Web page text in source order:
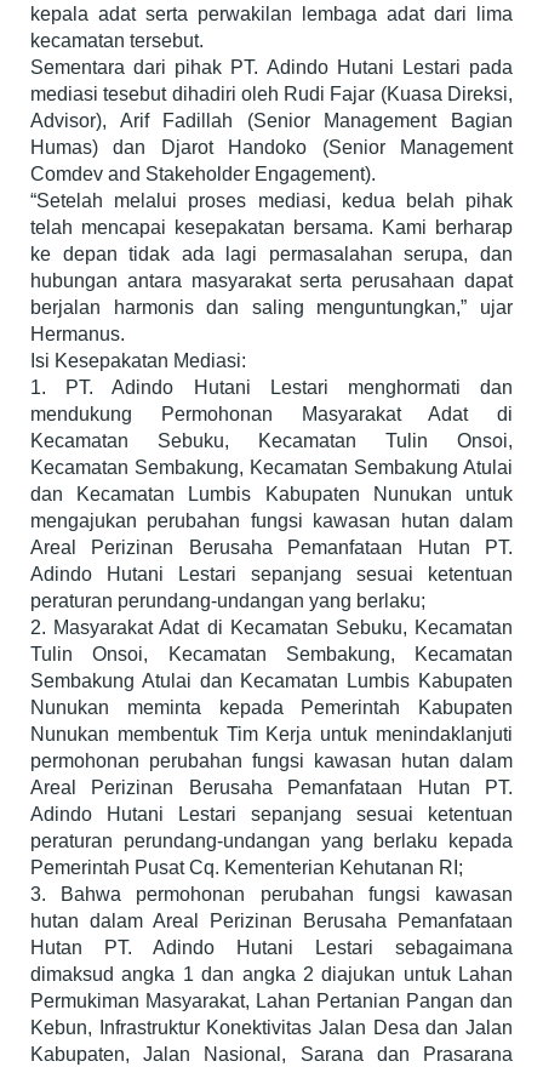
kepala adat serta perwakilan lembaga adat dari lima
kecamatan tersebut.
Sementara dari pihak PT. Adindo Hutani Lestari pada
mediasi tesebut dihadiri oleh Rudi Fajar (Kuasa Direksi,
Advisor), Arif Fadillah (Senior Management Bagian
Humas) dan Djarot Handoko (Senior Management
Comdev and Stakeholder Engagement).
“Setelah melalui proses mediasi, kedua belah pihak
telah mencapai kesepakatan bersama. Kami berharap
ke depan tidak ada lagi permasalahan serupa, dan
hubungan antara masyarakat serta perusahaan dapat
berjalan harmonis dan saling menguntungkan,” ujar
Hermanus.
Isi Kesepakatan Mediasi:
1. PT. Adindo Hutani Lestari menghormati dan
mendukung Permohonan Masyarakat Adat di
Kecamatan Sebuku, Kecamatan Tulin Onsoi,
Kecamatan Sembakung, Kecamatan Sembakung Atulai
dan Kecamatan Lumbis Kabupaten Nunukan untuk
mengajukan perubahan fungsi kawasan hutan dalam
Areal Perizinan Berusaha Pemanfataan Hutan PT.
Adindo Hutani Lestari sepanjang sesuai ketentuan
peraturan perundang-undangan yang berlaku;
2. Masyarakat Adat di Kecamatan Sebuku, Kecamatan
Tulin Onsoi, Kecamatan Sembakung, Kecamatan
Sembakung Atulai dan Kecamatan Lumbis Kabupaten
Nunukan meminta kepada Pemerintah Kabupaten
Nunukan membentuk Tim Kerja untuk menindaklanjuti
permohonan perubahan fungsi kawasan hutan dalam
Areal Perizinan Berusaha Pemanfataan Hutan PT.
Adindo Hutani Lestari sepanjang sesuai ketentuan
peraturan perundang-undangan yang berlaku kepada
Pemerintah Pusat Cq. Kementerian Kehutanan RI;
3. Bahwa permohonan perubahan fungsi kawasan
hutan dalam Areal Perizinan Berusaha Pemanfataan
Hutan PT. Adindo Hutani Lestari sebagaimana
dimaksud angka 1 dan angka 2 diajukan untuk Lahan
Permukiman Masyarakat, Lahan Pertanian Pangan dan
Kebun, Infrastruktur Konektivitas Jalan Desa dan Jalan
Kabupaten, Jalan Nasional, Sarana dan Prasarana